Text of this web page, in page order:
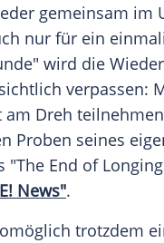
gemeinsam im
nur für ein
wird die
verpassen:
am Dreh
Proben seines
"The End of
News".
trotzdem